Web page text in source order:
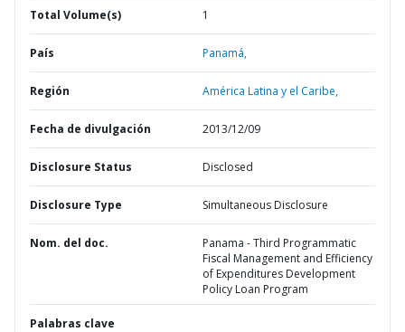
Total Volume(s) 1
País Panamá,
Región América Latina y el Caribe,
Fecha de divulgación 2013/12/09
Disclosure Status Disclosed
Disclosure Type Simultaneous Disclosure
Nom. del doc.
Panama - Third Programmatic
Fiscal Management and Efficiency
of Expenditures Development
Policy Loan Program
Palabras clave